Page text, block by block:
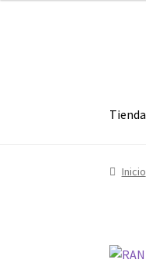
Tienda
Inicio